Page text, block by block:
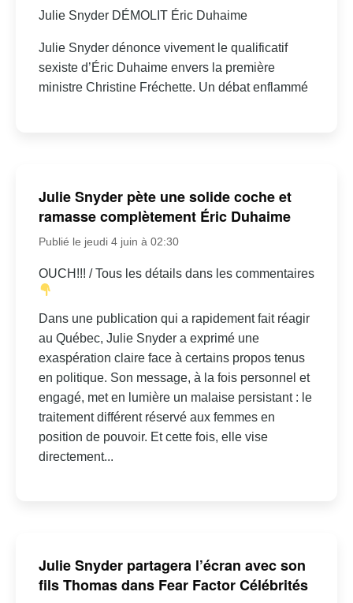
Julie Snyder DÉMOLIT Éric Duhaime
Julie Snyder dénonce vivement le qualificatif
sexiste d’Éric Duhaime envers la première
ministre Christine Fréchette. Un débat enflammé
Julie Snyder pète une solide coche et
ramasse complètement Éric Duhaime
Publié le jeudi 4 juin à 02:30
OUCH!!! / Tous les détails dans les commentaires
Dans une publication qui a rapidement fait réagir
au Québec, Julie Snyder a exprimé une
exaspération claire face à certains propos tenus
en politique. Son message, à la fois personnel et
engagé, met en lumière un malaise persistant : le
traitement différent réservé aux femmes en
position de pouvoir. Et cette fois, elle vise
directement...
Julie Snyder partagera l’écran avec son
fils Thomas dans Fear Factor Célébrités